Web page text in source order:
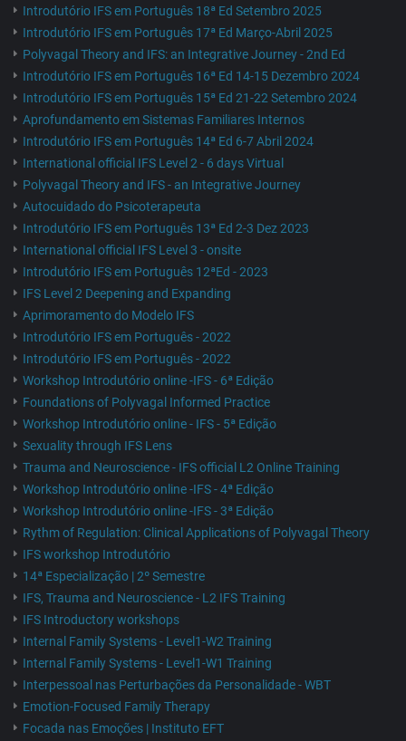
Introdutório IFS em Português 18ª Ed Setembro 2025
Introdutório IFS em Português 17ª Ed Março-Abril 2025
Polyvagal Theory and IFS: an Integrative Journey - 2nd Ed
Introdutório IFS em Português 16ª Ed 14-15 Dezembro 2024
Introdutório IFS em Português 15ª Ed 21-22 Setembro 2024
Aprofundamento em Sistemas Familiares Internos
Introdutório IFS em Português 14ª Ed 6-7 Abril 2024
International official IFS Level 2 - 6 days Virtual
Polyvagal Theory and IFS - an Integrative Journey
Autocuidado do Psicoterapeuta
Introdutório IFS em Português 13ª Ed 2-3 Dez 2023
International official IFS Level 3 - onsite
Introdutório IFS em Português 12ªEd - 2023
IFS Level 2 Deepening and Expanding
Aprimoramento do Modelo IFS
Introdutório IFS em Português - 2022
Introdutório IFS em Português - 2022
Workshop Introdutório online -IFS - 6ª Edição
Foundations of Polyvagal Informed Practice
Workshop Introdutório online - IFS - 5ª Edição
Sexuality through IFS Lens
Trauma and Neuroscience - IFS official L2 Online Training
Workshop Introdutório online -IFS - 4ª Edição
Workshop Introdutório online -IFS - 3ª Edição
Rythm of Regulation: Clinical Applications of Polyvagal Theory
IFS workshop Introdutório
14ª Especialização | 2º Semestre
IFS, Trauma and Neuroscience - L2 IFS Training
IFS Introductory workshops
Internal Family Systems - Level1-W2 Training
Internal Family Systems - Level1-W1 Training
Interpessoal nas Perturbações da Personalidade - WBT
Emotion-Focused Family Therapy
Focada nas Emoções | Instituto EFT